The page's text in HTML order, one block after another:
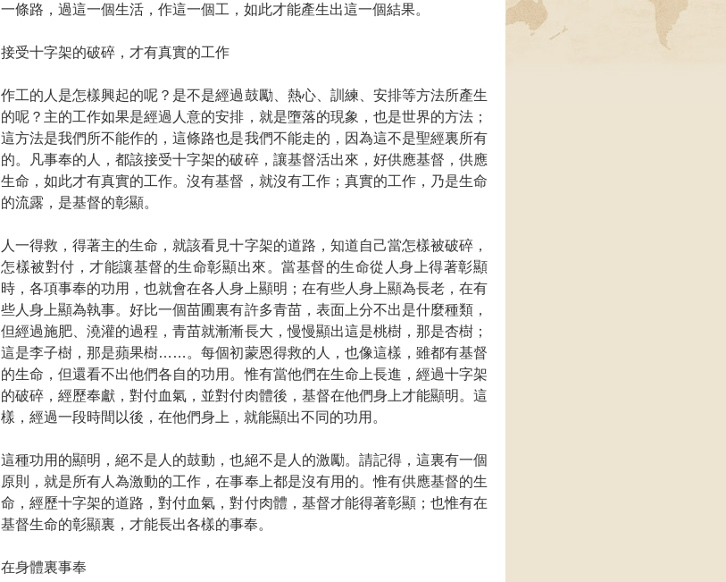
一條路，過這一個生活，作這一個工，如此才能產生出這一個結果。
接受十字架的破碎，才有真實的工作
作工的人是怎樣興起的呢？是不是經過鼓勵、熱心、訓練、安排等方法所產生
的呢？主的工作如果是經過人意的安排，就是墮落的現象，也是世界的方法；
這方法是我們所不能作的，這條路也是我們不能走的，因為這不是聖經裏所有
的。凡事奉的人，都該接受十字架的破碎，讓基督活出來，好供應基督，供應
生命，如此才有真實的工作。沒有基督，就沒有工作；真實的工作，乃是生命
的流露，是基督的彰顯。
人一得救，得著主的生命，就該看見十字架的道路，知道自己當怎樣被破碎，
怎樣被對付，才能讓基督的生命彰顯出來。當基督的生命從人身上得著彰顯
時，各項事奉的功用，也就會在各人身上顯明；在有些人身上顯為長老，在有
些人身上顯為執事。好比一個苗圃裏有許多青苗，表面上分不出是什麼種類，
但經過施肥、澆灌的過程，青苗就漸漸長大，慢慢顯出這是桃樹，那是杏樹；
這是李子樹，那是蘋果樹……。每個初蒙恩得救的人，也像這樣，雖都有基督
的生命，但還看不出他們各自的功用。惟有當他們在生命上長進，經過十字架
的破碎，經歷奉獻，對付血氣，並對付肉體後，基督在他們身上才能顯明。這
樣，經過一段時間以後，在他們身上，就能顯出不同的功用。
這種功用的顯明，絕不是人的鼓動，也絕不是人的激勵。請記得，這裏有一個
原則，就是所有人為激動的工作，在事奉上都是沒有用的。惟有供應基督的生
命，經歷十字架的道路，對付血氣，對付肉體，基督才能得著彰顯；也惟有在
基督生命的彰顯裏，才能長出各樣的事奉。
在身體裏事奉